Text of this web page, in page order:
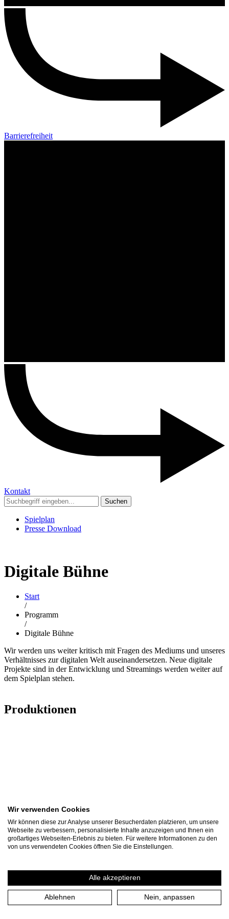
Barrierefreiheit
Kontakt
Suchen
Spielplan
Presse Download
Digitale Bühne
Start
/
Programm
/
Digitale Bühne
Wir werden uns weiter kritisch mit Fragen des Mediums und unseres
Verhältnisses zur digitalen Welt auseinandersetzen. Neue digitale
Projekte sind in der Entwicklung und Streamings werden weiter auf
dem Spielplan stehen.
Produktionen
UN/GEWISSE
Wir verwenden Cookies
Wir können diese zur Analyse unserer Besucherdaten platzieren, um unsere
Webseite zu verbessern, personalisierte Inhalte anzuzeigen und Ihnen ein
großartiges Webseiten-Erlebnis zu bieten. Für weitere Informationen zu den
von uns verwendeten Cookies öffnen Sie die Einstellungen.
Alle akzeptieren
Ablehnen Nein, anpassen